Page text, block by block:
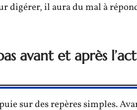
digérer, il aura du mal à
avant et après
sur des repères simples.